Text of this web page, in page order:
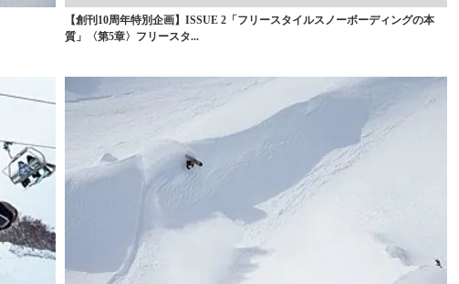
【創刊10周年特別企画】ISSUE 2「フリースタイルスノーボーディングの本
質」〈第5章〉フリースタ...